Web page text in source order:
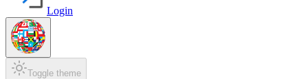
Login
Toggle theme